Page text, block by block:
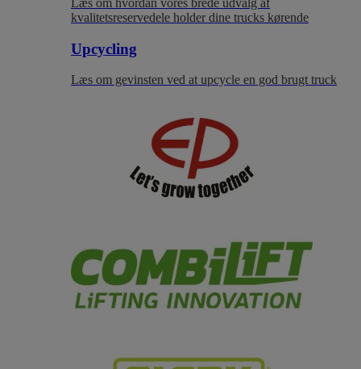
kvalitetsreservedele holder dine trucks kørende
Upcycling
Læs om gevinsten ved at upcycle en god brugt truck